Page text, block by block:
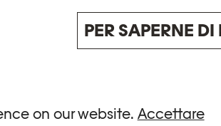
on our website. Accettare
PER SAPERNE DI
Questo progetto è
con l'Associazione